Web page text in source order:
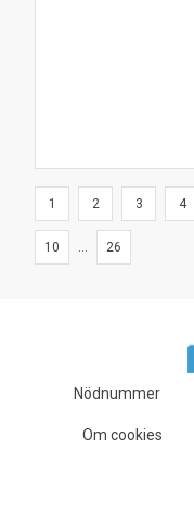
1 2 3 4
10 ... 26
Nödnummer
Om cookies